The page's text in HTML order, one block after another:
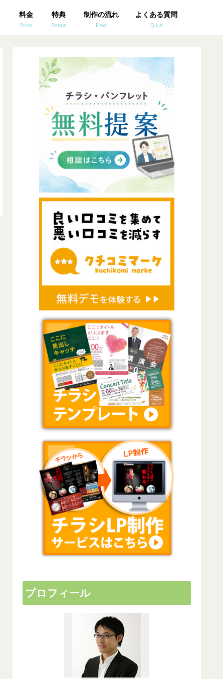
料金
Price
特典
Bonus
制作の流れ
Flow
よくある質問
Q＆A
プロフィール